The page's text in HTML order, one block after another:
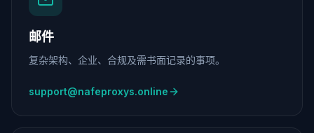
邮件
复杂架构、企业、合规及需书面记录的事项。
support@nafeproxys.online